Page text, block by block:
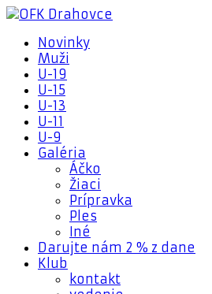
Novinky
Muži
U-19
U-15
U-13
U-11
U-9
Galéria
Áčko
Žiaci
Prípravka
Ples
Iné
Darujte nám 2 % z dane
Klub
kontakt